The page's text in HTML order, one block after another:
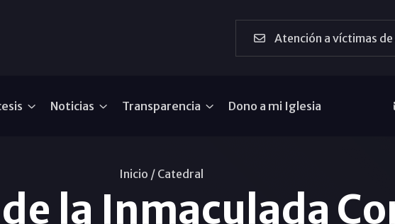
Atención a víctimas de
Noticias Transparencia Dono a mi Iglesia
Inicio / Catedral
la Inmaculada